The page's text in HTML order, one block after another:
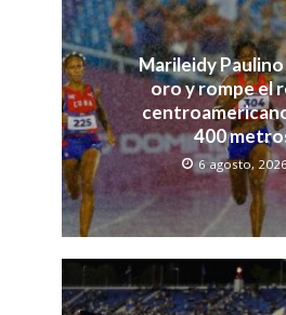
Marileidy Paulino
oro y rompe el
400
6 agosto, 2026